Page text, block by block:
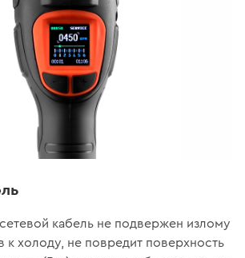
кабель не подвержен излому
к холоду, не повредит поверхность